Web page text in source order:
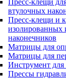
Пресс-клещи
втулочных
Пресс-клещи и
изолированных
наконечников
Матрицы для
Матрицы для
Инструмент для
Прессы